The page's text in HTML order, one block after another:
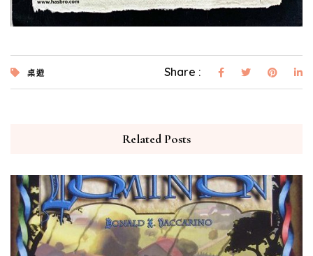
桌遊 Share :
Related Posts